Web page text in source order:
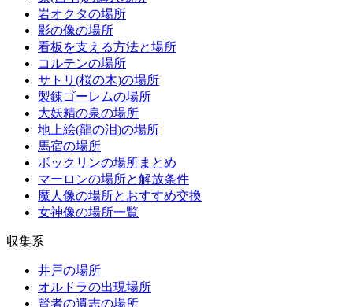
岩オクタの場所
影の像の場所
看板を支える方法と場所
コルテンの場所
サトリ(桜の木)の場所
製錬ゴーレムの場所
大妖精の泉の場所
地上絵(龍の泪)の場所
馬宿の場所
ボックリンの場所まとめ
マーロンの場所と解放条件
魔人像の場所とおすすめ交換
女神像の場所一覧
収集系
井戸の場所
オルドラの出現場所
賢者の遺志の場所